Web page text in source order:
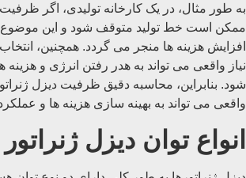
به طور مثال، در یک کارخانه تولیدی، اگر ظرفیت
ممکن است خط تولید متوقف شود و این موضوع
افزایش هزینه ‌ها منجر می‌ گردد. همچنین، انتخاب
نیاز واقعی می ‌تواند به هدر رفتن انرژی و
شود. بنابراین، محاسبه دقیق ظرفیت دیزل
واقعی می ‌تواند به بهینه ‌سازی هزینه‌ ها و
انواع توان دیزل ژنراتور